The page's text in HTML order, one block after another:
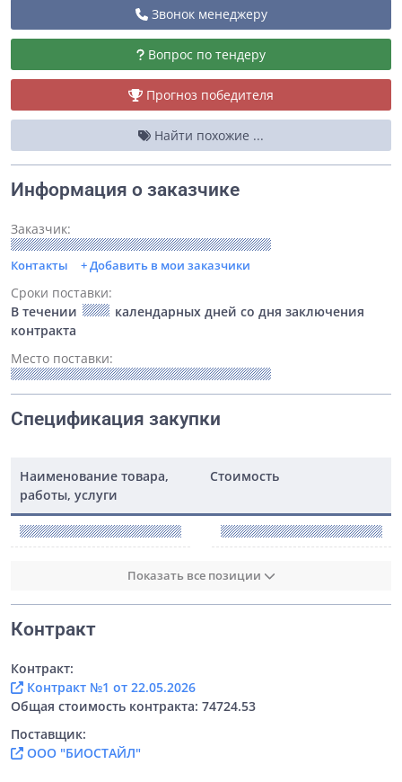
Звонок менеджеру
Вопрос по тендеру
Прогноз победителя
Найти похожие ...
Информация о заказчике
Заказчик:
Контакты + Добавить в мои заказчики
Сроки поставки:
В течении
календарных дней со дня заключения
контракта
Место поставки:
Спецификация закупки
Наименование товара,
работы, услуги
Стоимость
Показать все позиции
Контракт
Контракт:
Контракт №1 от 22.05.2026
Общая стоимость контракта: 74724.53
Поставщик:
ООО "БИОСТАЙЛ"